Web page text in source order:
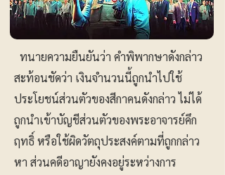
ทนายความยืนยันว่า คำพิพากษาดังกล่าว
สะท้อนชัดว่า เงินจำนวนนี้ถูกนำไปใช้
ประโยชน์ส่วนตัวของสีกาคนดังกล่าว ไม่ได้
ถูกนำเข้าบัญชีส่วนตัวของพระอาจารย์คึก
ฤทธิ์ หรือใช้ผิดวัตถุประสงค์ตามที่ถูกกล่าว
หา ส่วนคดีอาญายังคงอยู่ระหว่างการ